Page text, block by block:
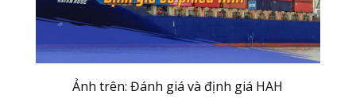
Ảnh trên: Đánh giá và định giá HAH